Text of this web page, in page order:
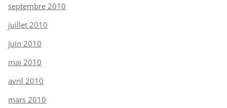
septembre 2010
juillet 2010
juin 2010
mai 2010
avril 2010
mars 2010